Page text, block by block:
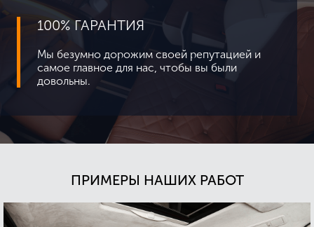
100% ГАРАНТИЯ
Мы безумно дорожим своей репутацией и
самое главное для нас, чтобы вы были
довольны.
ПРИМЕРЫ НАШИХ РАБОТ